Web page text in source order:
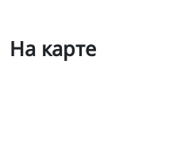
На карте